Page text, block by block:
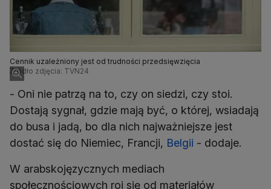
Cennik uzależniony jest od trudności przedsięwzięcia
Źródło zdjęcia: TVN24
- Oni nie patrzą na to, czy on siedzi, czy stoi.
Dostają sygnał, gdzie mają być, o której, wsiadają
do busa i jadą, bo dla nich najważniejsze jest
dostać się do Niemiec, Francji, Belgii - dodaje.
W arabskojęzycznych mediach
społecznościowych roi się od materiałów